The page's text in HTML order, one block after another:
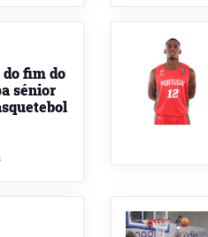
fim do
sénior